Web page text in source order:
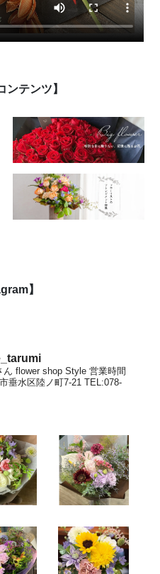
ンテンツ】
】
ん flower shop Style 営業時間
垂水区陸ノ町7-21 TEL:078-